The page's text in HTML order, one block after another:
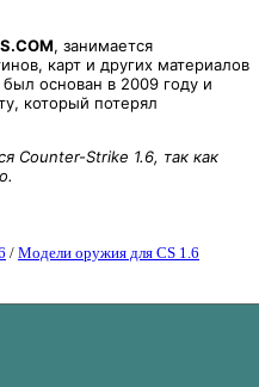
, занимается
карт и других материалов
основан в 2009 году и
который потерял
Counter-Strike 1.6, так как
/ Модели оружия для CS 1.6